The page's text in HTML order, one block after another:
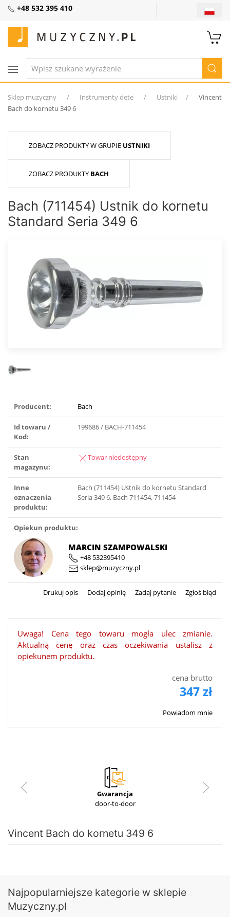
+48 532 395 410
Sklep muzyczny Instrumenty dęte Ustniki
Vincent
Bach do kornetu 349 6
ZOBACZ PRODUKTY W GRUPIE USTNIKI
ZOBACZ PRODUKTY BACH
Bach (711454) Ustnik do kornetu
Standard Seria 349 6
Producent: Bach
Id towaru /
Kod:
199686 / BACH-711454
Stan
magazynu:
Towar niedostępny
Inne
oznaczenia
produktu:
Bach (711454) Ustnik do kornetu Standard
Seria 349 6, Bach 711454, 711454
Opiekun produktu:
MARCIN SZAMPOWALSKI
+48 532395410
sklep@muzyczny.pl
Drukuj opis Dodaj opinię Zadaj pytanie Zgłoś błąd
Uwaga! Cena tego towaru mogła ulec zmianie.
Aktualną cenę oraz czas oczekiwania ustalisz z
opiekunem produktu.
cena brutto
347 zł
Powiadom mnie
Gwarancja
door-to-door
Vincent Bach do kornetu 349 6
Najpopularniejsze kategorie w sklepie
Muzyczny.pl